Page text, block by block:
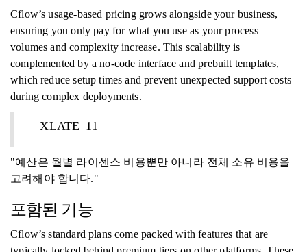
Cflow’s usage-based pricing grows alongside your business,
ensuring you only pay for what you use as your process
volumes and complexity increase. This scalability is
complemented by a no-code interface and prebuilt templates,
which reduce setup times and prevent unexpected support costs
during complex deployments.
__XLATE_11__
"예산은 월별 라이센스 비용뿐만 아니라 전체 소유 비용을
고려해야 합니다."
포함된 기능
Cflow’s standard plans come packed with features that are